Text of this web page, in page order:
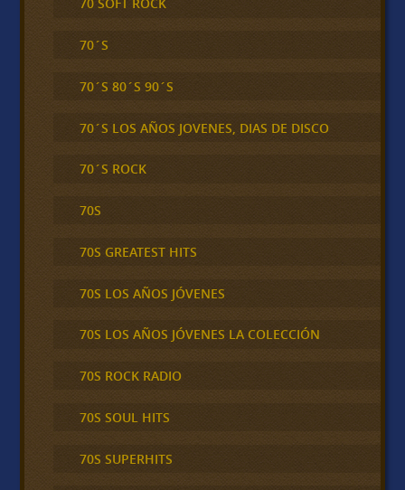
70 SOFT ROCK
70´S
70´S 80´S 90´S
70´S LOS AÑOS JOVENES, DIAS DE DISCO
70´S ROCK
70S
70S GREATEST HITS
70S LOS AÑOS JÓVENES
70S LOS AÑOS JÓVENES LA COLECCIÓN
70S ROCK RADIO
70S SOUL HITS
70S SUPERHITS